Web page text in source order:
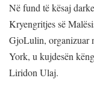
Në fund të kësaj
Kryengritjes së
GjoLulin, organizuar
York, u kujdesën
Liridon Ulaj.